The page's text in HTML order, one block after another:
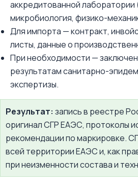
аккредитованной лаборатории
микробиология, физико-
Для импорта — контракт,
листы, данные о
При необходимости —
результатам санитарно-
экспертизы.
Результат: запись в реестре
оригинал СГР ЕАЭС, протоколы
рекомендации по маркировке.
всей территории ЕАЭС и, как
при неизменности состава и